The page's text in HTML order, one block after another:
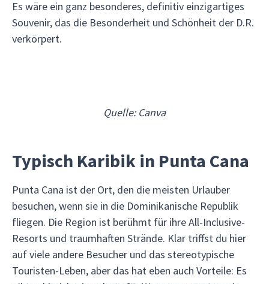
Es wäre ein ganz besonderes, definitiv einzigartiges
Souvenir, das die Besonderheit und Schönheit der D.R.
verkörpert.
Quelle: Canva
Typisch Karibik in Punta Cana
Punta Cana ist der Ort, den die meisten Urlauber
besuchen, wenn sie in die Dominikanische Republik
fliegen. Die Region ist berühmt für ihre All-Inclusive-
Resorts und traumhaften Strände. Klar triffst du hier
auf viele andere Besucher und das stereotypische
Touristen-Leben, aber das hat eben auch Vorteile: Es